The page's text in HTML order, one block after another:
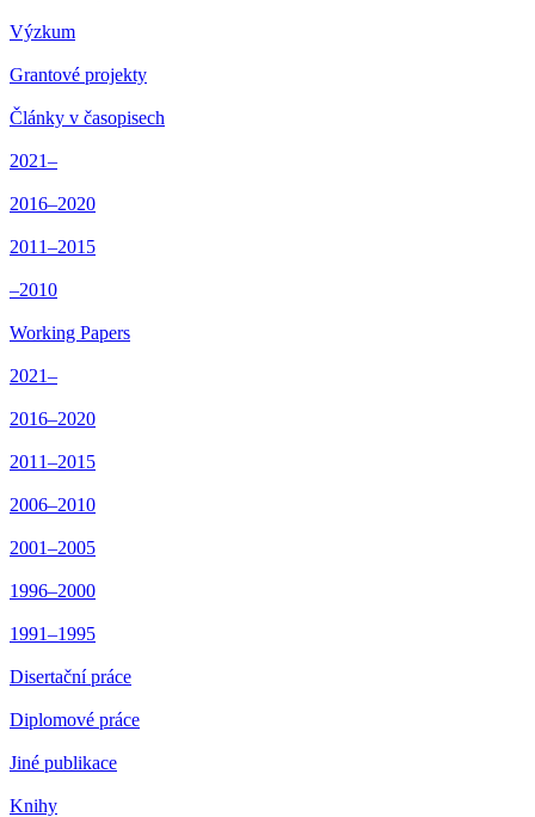
Výzkum
Grantové projekty
Články v časopisech
2021–
2016–2020
2011–2015
–2010
Working Papers
2021–
2016–2020
2011–2015
2006–2010
2001–2005
1996–2000
1991–1995
Disertační práce
Diplomové práce
Jiné publikace
Knihy